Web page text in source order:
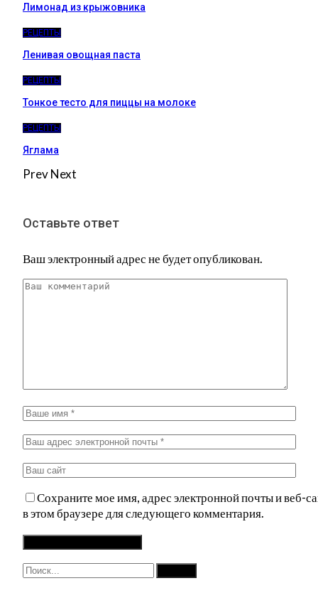
Лимонад из крыжовника
РЕЦЕПТЫ
Ленивая овощная паста
РЕЦЕПТЫ
Тонкое тесто для пиццы на молоке
РЕЦЕПТЫ
Яглама
PrevNext
Оставьте ответ
Ваш электронный адрес не будет опубликован.
Сохраните мое имя, адрес электронной почты и веб-
в этом браузере для следующего комментария.